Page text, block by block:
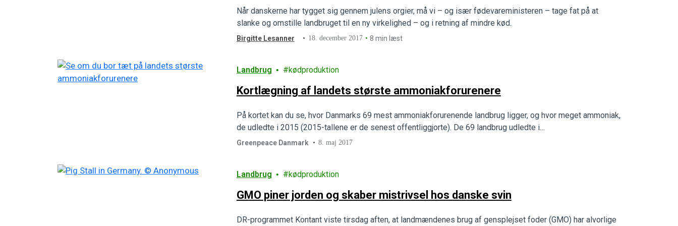
Når danskerne har tygget sig gennem julens orgier, må vi – og især fødevareministeren – tage fat på at
slanke og omstille landbruget til en ny virkelighed – og i retning af mindre kød.
Birgitte Lesanner 18. december 2017 8 min læst
Landbrug kødproduktion
Kortlægning af landets største ammoniakforurenere
På kortet kan du se, hvor Danmarks 69 mest ammoniakforurenende landbrug ligger, og hvor meget ammoniak,
de udledte i 2015 (2015-tallene er de senest offentliggjorte). De 69 landbrug udledte i…
Greenpeace Danmark 8. maj 2017
Landbrug kødproduktion
GMO piner jorden og skaber mistrivsel hos danske svin
DR-programmet Kontant viste tirsdag aften, at landmændenes brug af gensplejset foder (GMO) har alvorlige